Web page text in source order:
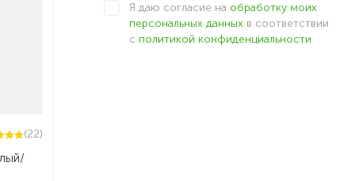
(22)
Я даю согласие на обработку моих
персональных данных в соответствии
с политикой конфиденциальности